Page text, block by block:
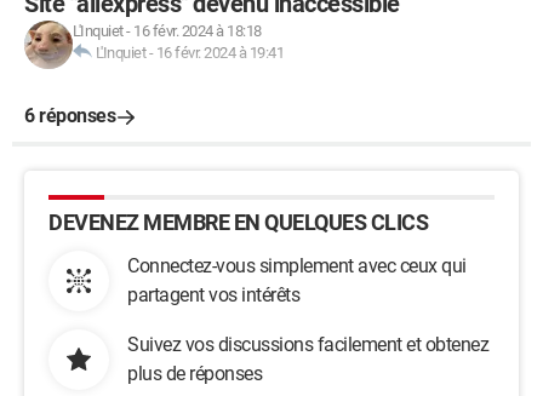
L'Inquiet- 16 févr. 2024 à 18:18
L'Inquiet- 16 févr. 2024 à 19:41
6 réponses
DEVENEZ MEMBRE EN QUELQUES CLICS
Connectez-vous simplement avec ceux qui
partagent vos intérêts
Suivez vos discussions facilement et obtenez
plus de réponses